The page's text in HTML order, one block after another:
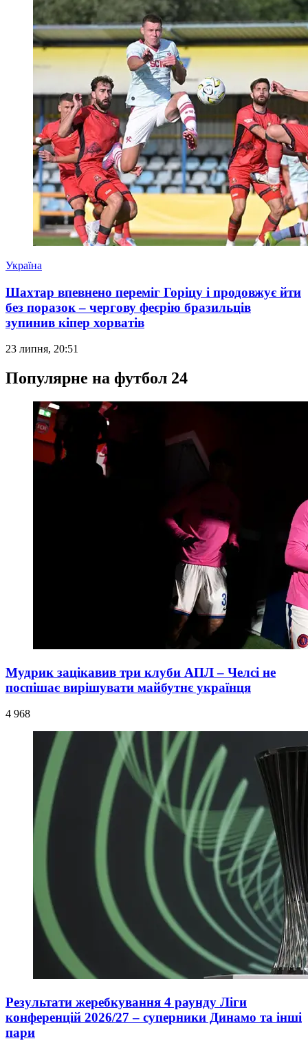
Україна
Шахтар впевнено переміг Горіцу і продовжує йти
без поразок – чергову феєрію бразильців
зупинив кіпер хорватів
23 липня, 20:51
Популярне на футбол 24
Мудрик зацікавив три клуби АПЛ – Челсі не
поспішає вирішувати майбутнє українця
4 968
Результати жеребкування 4 раунду Ліги
конференцій 2026/27 – суперники Динамо та інші
пари